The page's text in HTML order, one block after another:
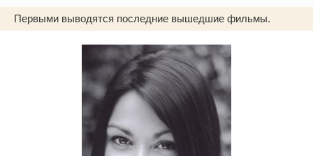
Первыми выводятся последние вышедшие фильмы.